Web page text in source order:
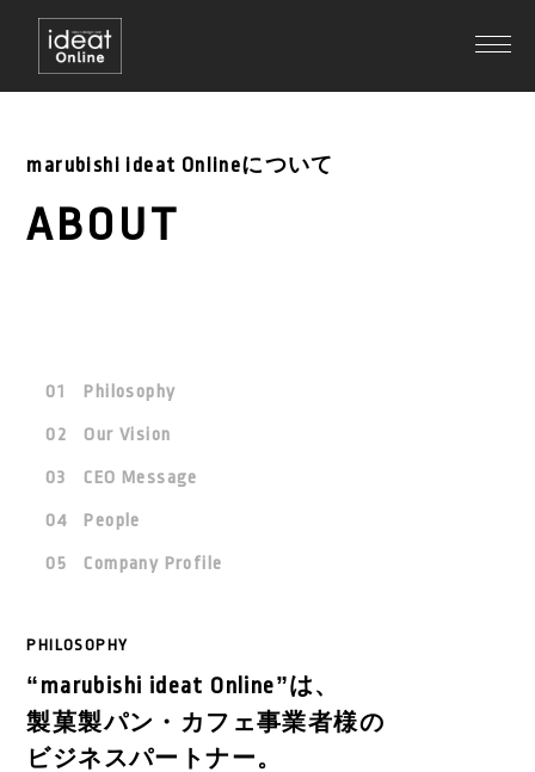
marubishi ideat Onlineについて
ABOUT
Philosophy
Our Vision
CEO Message
People
Company Profile
PHILOSOPHY
“marubishi ideat Online”は、
製菓製パン・カフェ事業者様の
ビジネスパートナー。